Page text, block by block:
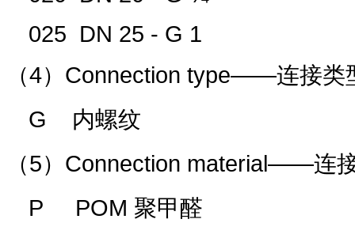
025 DN 25 - G 1
（4） Connection type——连接类
G 内螺纹
（5） Connection material——连
P POM 聚甲醛